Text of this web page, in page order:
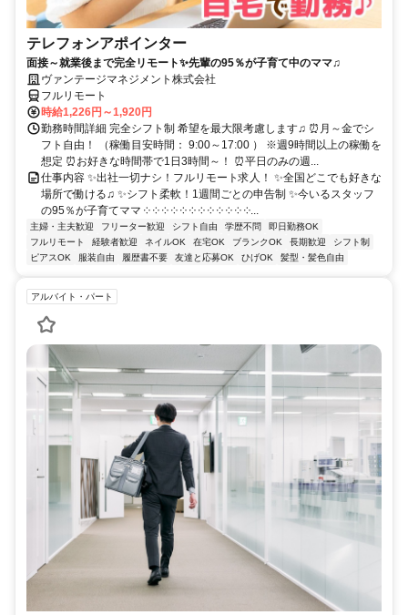
テレフォンアポインター
面接～就業後まで完全リモート✨先輩の95％が子育て中のママ♫
ヴァンテージマネジメント株式会社
フルリモート
時給1,226円～1,920円
勤務時間詳細 完全シフト制 希望を最大限考慮します♫ ⏰月～金でシ
フト自由！ （稼働目安時間： 9:00～17:00 ） ※週9時間以上の稼働を
想定 ⏰お好きな時間帯で1日3時間～！ ⏰平日のみの週...
仕事内容 ✨出社一切ナシ！フルリモート求人！ ✨全国どこでも好きな
場所で働ける♫ ✨シフト柔軟！1週間ごとの申告制 ✨今いるスタッフ
の95％が子育てママ ༶ ༶ ༶ ༶ ༶ ༶ ༶ ༶ ༶ ༶ ༶ ༶...
主婦・主夫歓迎 フリーター歓迎 シフト自由 学歴不問
即日勤務OK
フルリモート
経験者歓迎 ネイルOK 在宅OK ブランクOK 長期歓迎
シフト制
ピアスOK
服装自由 履歴書不要 友達と応募OK ひげOK 髪型・髪色自由
アルバイト・パート